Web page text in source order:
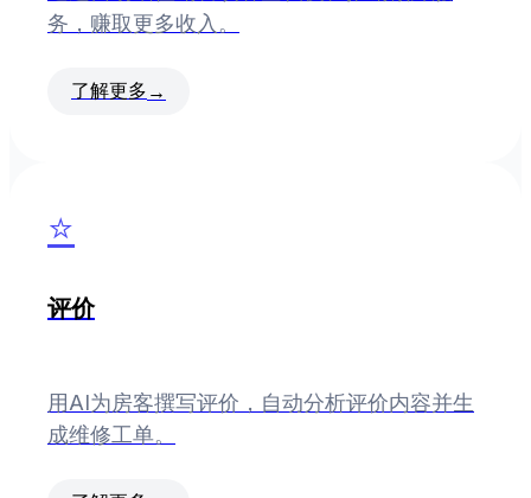
务，赚取更多收入。
了解更多 →
⭐
评价
用AI为房客撰写评价，自动分析评价内容并生
成维修工单。